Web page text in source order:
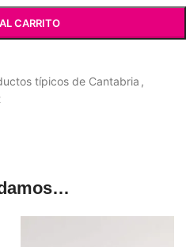
CARRITO
típicos de Cantabria ,